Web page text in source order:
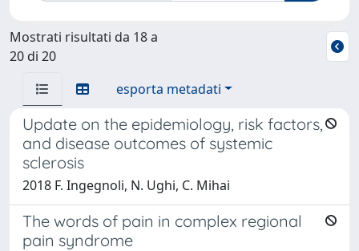
Mostrati risultati da 18 a
20 di 20
esporta metadati
Update on the epidemiology, risk factors,
and disease outcomes of systemic
sclerosis
2018 F. Ingegnoli, N. Ughi, C. Mihai
The words of pain in complex regional
pain syndrome